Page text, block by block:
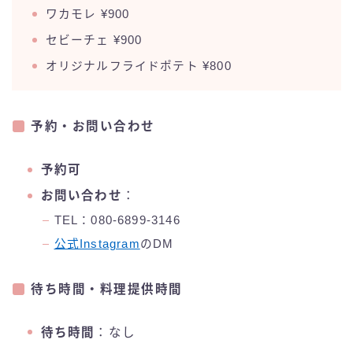
ワカモレ ¥900
セビーチェ ¥900
オリジナルフライドポテト ¥800
予約・お問い合わせ
予約可
お問い合わせ ：
TEL：080-6899-3146
公式InstagramのDM
待ち時間・料理提供時間
待ち時間 ：なし